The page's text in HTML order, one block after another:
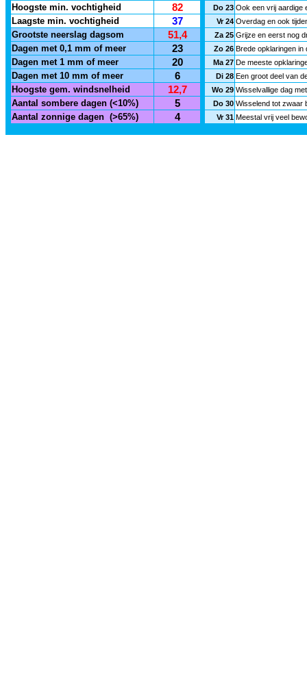
Hoogste min. vochtigheid 82 Do 23 Ook een vrij aardige
Laagste min. vochtigheid 37 Vr 24 Overdag en ook
Grootste neerslag dagsom 51,4 Za 25 Grijze en eerst nog
Dagen met 0,1 mm of meer 23 Zo 26 Brede opklaringen in
Dagen met 1 mm of meer 20 Ma 27 De meeste
Dagen met 10 mm of meer 6 Di 28 Een groot deel van
Hoogste gem. windsnelheid 12,7 Wo 29 Wisselvallige dag
Aantal sombere dagen (<10%) 5 Do 30 Wisselend tot zwaar
Aantal zonnige dagen (>65%) 4 Vr 31 Meestal vrij veel